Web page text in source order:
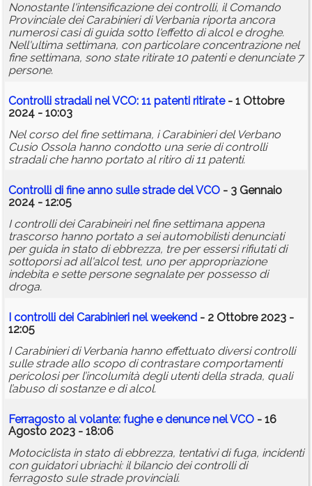
Nonostante l'intensificazione dei controlli, il Comando
Provinciale dei Carabinieri di Verbania riporta ancora
numerosi casi di guida sotto l'effetto di alcol e droghe.
Nell'ultima settimana, con particolare concentrazione nel
fine settimana, sono state ritirate 10 patenti e denunciate 7
persone.
Controlli stradali nel VCO: 11 patenti ritirate- 1 Ottobre
2024 - 10:03
Nel corso del fine settimana, i Carabinieri del Verbano
Cusio Ossola hanno condotto una serie di controlli
stradali che hanno portato al ritiro di 11 patenti.
Controlli di fine anno sulle strade del VCO - 3 Gennaio
2024 - 12:05
I controlli dei Carabineiri nel fine settimana appena
trascorso hanno portato a sei automobilisti denunciati
per guida in stato di ebbrezza, tre per essersi rifiutati di
sottoporsi ad all'alcol test, uno per appropriazione
indebita e sette persone segnalate per possesso di
droga.
I controlli dei Carabinieri nel weekend - 2 Ottobre 2023 -
12:05
I Carabinieri di Verbania hanno effettuato diversi controlli
sulle strade allo scopo di contrastare comportamenti
pericolosi per l’incolumità degli utenti della strada, quali
l’abuso di sostanze e di alcol.
Ferragosto al volante: fughe e denunce nel VCO - 16
Agosto 2023 - 18:06
Motociclista in stato di ebbrezza, tentativi di fuga, incidenti
con guidatori ubriachi: il bilancio dei controlli di
ferragosto sule strade provinciali.